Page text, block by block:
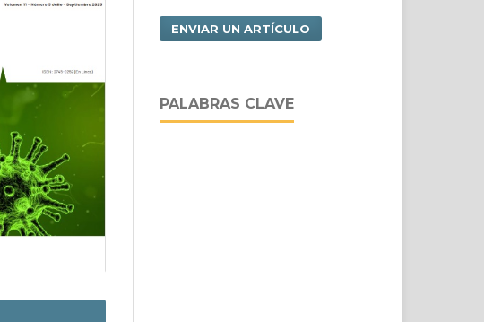
ENVIAR UN ARTÍCULO
PALABRAS CLAVE